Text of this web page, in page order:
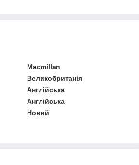
Macmillan
Великобританія
Англійська
Англійська
Новий